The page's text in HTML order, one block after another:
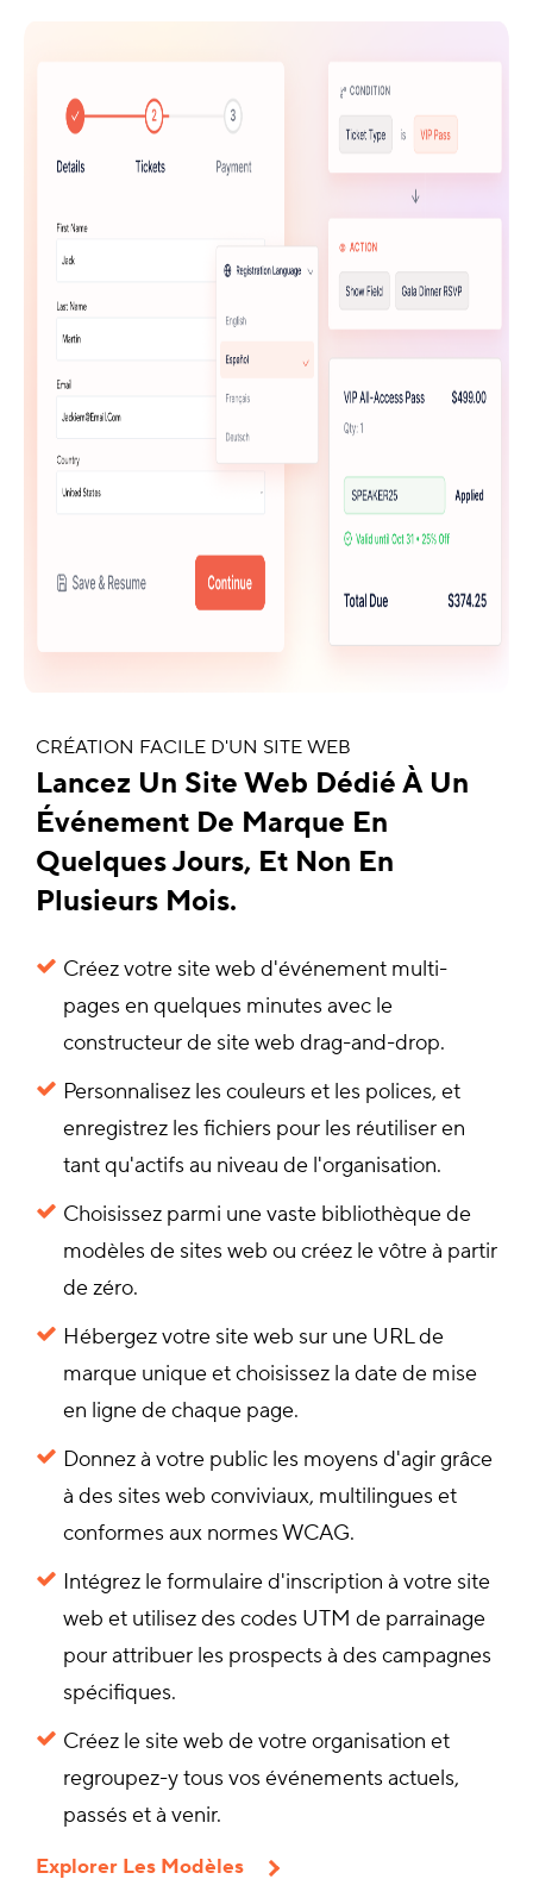
CRÉATION FACILE D'UN SITE WEB
Lancez Un Site Web Dédié À Un
Événement De Marque En
Quelques Jours, Et Non En
Plusieurs Mois.
Créez votre site web d'événement multi-
pages en quelques minutes avec le
constructeur de site web drag-and-drop.
Personnalisez les couleurs et les polices, et
enregistrez les fichiers pour les réutiliser en
tant qu'actifs au niveau de l'organisation.
Choisissez parmi une vaste bibliothèque de
modèles de sites web ou créez le vôtre à partir
de zéro.
Hébergez votre site web sur une URL de
marque unique et choisissez la date de mise
en ligne de chaque page.
Donnez à votre public les moyens d'agir grâce
à des sites web conviviaux, multilingues et
conformes aux normes WCAG.
Intégrez le formulaire d'inscription à votre site
web et utilisez des codes UTM de parrainage
pour attribuer les prospects à des campagnes
spécifiques.
Créez le site web de votre organisation et
regroupez-y tous vos événements actuels,
passés et à venir.
Explorer Les Modèles